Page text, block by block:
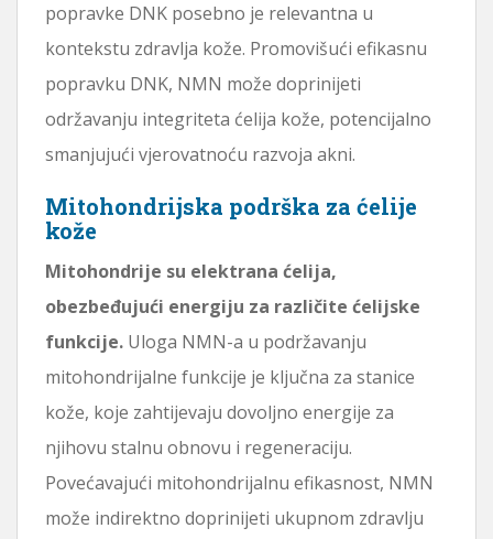
popravke DNK posebno je relevantna u
kontekstu zdravlja kože. Promovišući efikasnu
popravku DNK, NMN može doprinijeti
održavanju integriteta ćelija kože, potencijalno
smanjujući vjerovatnoću razvoja akni.
Mitohondrijska podrška za ćelije
kože
Mitohondrije su elektrana ćelija,
obezbeđujući energiju za različite ćelijske
funkcije. Uloga NMN-a u podržavanju
mitohondrijalne funkcije je ključna za stanice
kože, koje zahtijevaju dovoljno energije za
njihovu stalnu obnovu i regeneraciju.
Povećavajući mitohondrijalnu efikasnost, NMN
može indirektno doprinijeti ukupnom zdravlju